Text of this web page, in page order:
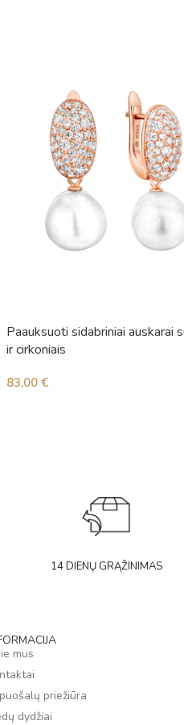
Paauksuoti sidabriniai auskarai
ir cirkoniais
83,00 €
14 DIENŲ GRĄŽINIMAS
mus
priežiūra
dydžiai